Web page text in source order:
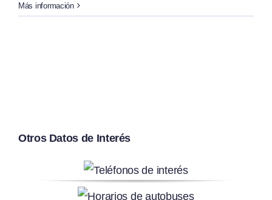
Más información
Otros Datos de Interés